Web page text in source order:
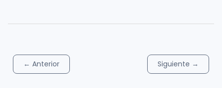
← Anterior Siguiente →